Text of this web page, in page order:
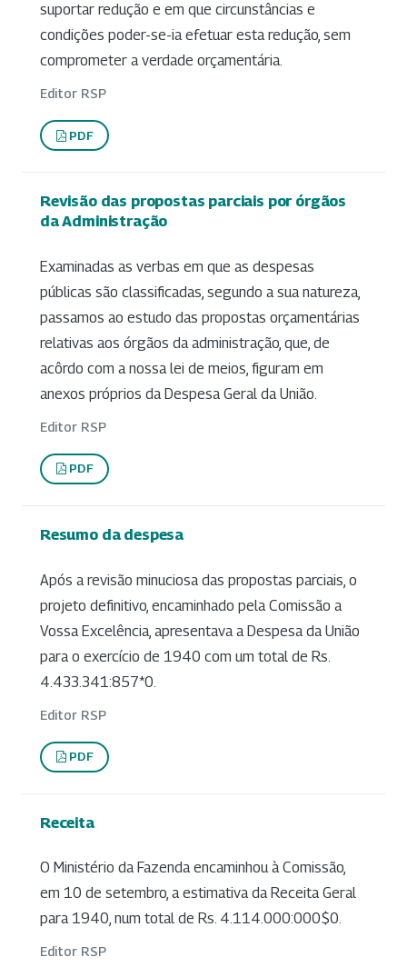
suportar redução e em que circunstâncias e
condições poder-se-ia efetuar esta redução, sem
comprometer a verdade orçamentária.
Editor RSP
PDF
Revisão das propostas parciais por órgãos
da Administração
Examinadas as verbas em que as despesas
públicas são classificadas, segundo a sua natureza,
passamos ao estudo das propostas orçamentárias
relativas aos órgãos da administração, que, de
acôrdo com a nossa lei de meios, figuram em
anexos próprios da Despesa Geral da União.
Editor RSP
PDF
Resumo da despesa
Após a revisão minuciosa das propostas parciais, o
projeto definitivo, encaminhado pela Comissão a
Vossa Excelência, apresentava a Despesa da União
para o exercício de 1940 com um total de Rs.
4.433.341:857*0.
Editor RSP
PDF
Receita
O Ministério da Fazenda encaminhou à Comissão,
em 10 de setembro, a estimativa da Receita Geral
para 1940, num total de Rs. 4.114.000:000$0.
Editor RSP